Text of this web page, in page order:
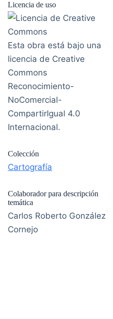
Licencia de uso
Esta obra está bajo una
licencia de Creative
Commons
Reconocimiento-
NoComercial-
CompartirIgual 4.0
Internacional.
Colección
Cartografía
Colaborador para descripción
temática
Carlos Roberto González
Cornejo